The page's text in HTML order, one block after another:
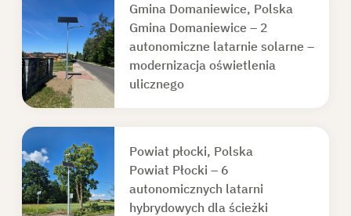
Gmina Domaniewice, Polska
Gmina Domaniewice – 2
autonomiczne latarnie solarne –
modernizacja oświetlenia
ulicznego
Powiat płocki, Polska
Powiat Płocki – 6
autonomicznych latarni
hybrydowych dla ścieżki